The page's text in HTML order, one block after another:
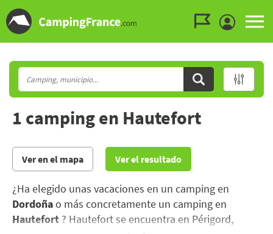
1 camping en Hautefort
Ver en el mapa Ver el resultado
¿Ha elegido unas vacaciones en un camping en
Dordoñao más concretamente un camping en
Hautefort ? Hautefort se encuentra en Périgord,